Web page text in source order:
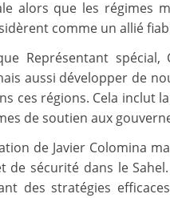
alors que les régimes
comme un allié
Représentant
aussi développer de
ces régions. Cela
de soutien aux
de Javier Colomina
de sécurité dans le
des stratégies